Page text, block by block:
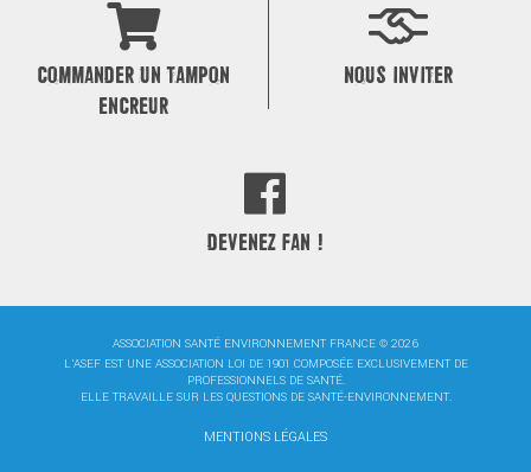
COMMANDER UN TAMPON
ENCREUR
NOUS INVITER
DEVENEZ FAN !
ASSOCIATION SANTÉ ENVIRONNEMENT FRANCE © 2026
L'ASEF EST UNE ASSOCIATION LOI DE 1901 COMPOSÉE EXCLUSIVEMENT DE
PROFESSIONNELS DE SANTÉ.
ELLE TRAVAILLE SUR LES QUESTIONS DE SANTÉ-ENVIRONNEMENT.
MENTIONS LÉGALES